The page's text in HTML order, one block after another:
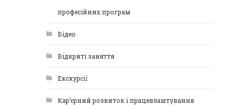
професійних програм
Відео
Відкриті заняття
Екскурсії
Кар’єрний розвиток і працевлаштування